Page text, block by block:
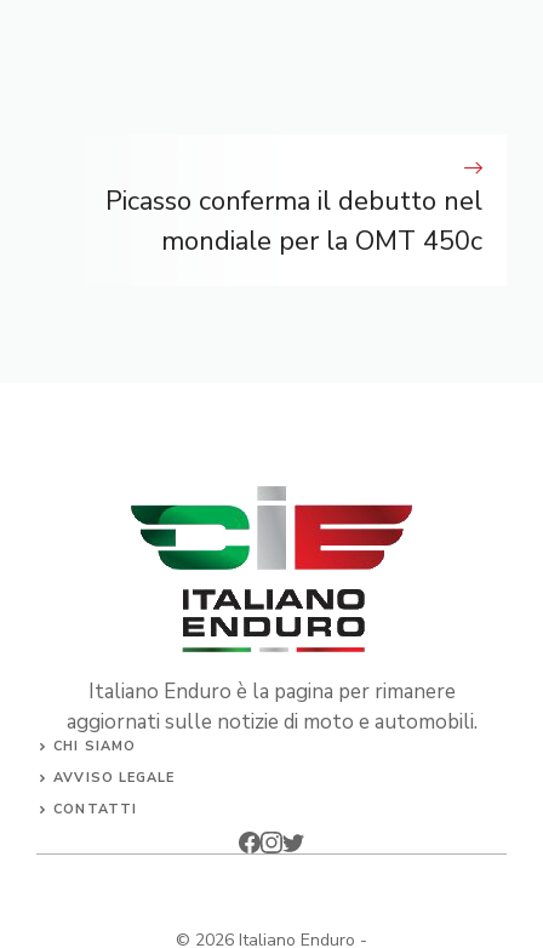
Picasso conferma il debutto nel
mondiale per la OMT 450c
Italiano Enduro è la pagina per rimanere
aggiornati sulle notizie di moto e automobili.
CHI SIAMO
AVVISO LEGALE
CONTATTI
© 2026 Italiano Enduro -